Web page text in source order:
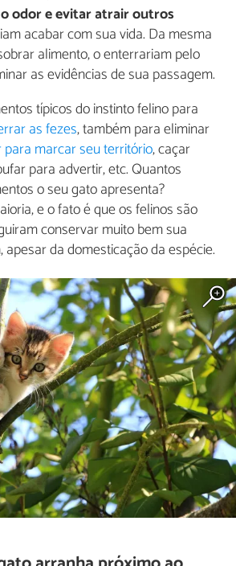
odor e evitar atrair outros
acabar com sua vida. Da mesma
alimento, o enterrariam pelo
as evidências de sua passagem.
típicos do instinto felino para
as fezes, também para eliminar
para marcar seu território, caçar
para advertir, etc. Quantos
o seu gato apresenta?
e o fato é que os felinos são
conservar muito bem sua
da domesticação da espécie.